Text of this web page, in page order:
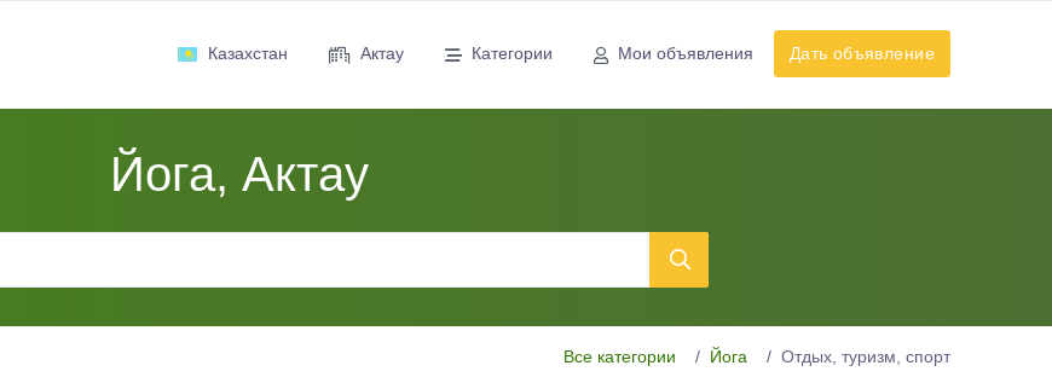
Казахстан Актау Категории Мои объявления Дать объявление
Йога, Актау
Все категории Йога Отдых, туризм, спорт